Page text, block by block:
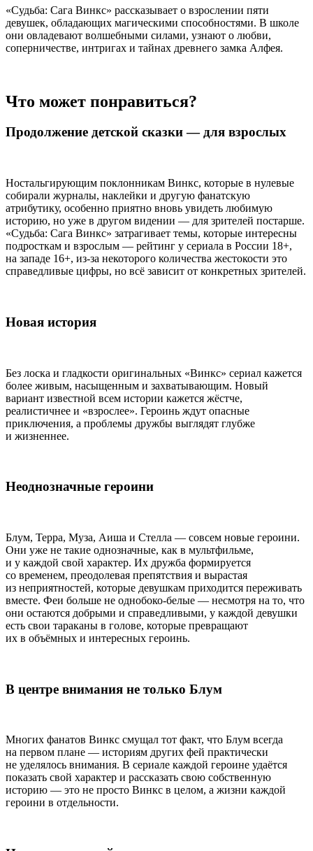
«Судьба: Сага Винкс» рассказывает о взрослении пяти
девушек, обладающих магическими способностями. В школе
они овладевают волшебными силами, узнают о любви,
соперничестве, интригах и тайнах древнего замка Алфея.
Что может понравиться?
Продолжение детской сказки — для взрослых
Ностальгирующим поклонникам Винкс, которые в нулевые
собирали журналы, наклейки и другую фанатскую
атрибутику, особенно приятно вновь увидеть любимую
историю, но уже в другом видении — для зрителей постарше.
«Судьба: Сага Винкс» затрагивает темы, которые интересны
подросткам и взрослым — рейтинг у сериала в России 18+,
на западе 16+, из-за некоторого количества жестокости это
справедливые цифры, но всё зависит от конкретных зрителей.
Новая история
Без лоска и гладкости оригинальных «Винкс» сериал кажется
более живым, насыщенным и захватывающим. Новый
вариант известной всем истории кажется жёстче,
реалистичнее и «взрослее». Героинь ждут опасные
приключения, а проблемы дружбы выглядят глубже
и жизненнее.
Неоднозначные героини
Блум, Терра, Муза, Аиша и Стелла — совсем новые героини.
Они уже не такие однозначные, как в мультфильме,
и у каждой свой характер. Их дружба формируется
со временем, преодолевая препятствия и вырастая
из неприятностей, которые девушкам приходится переживать
вместе. Феи больше не однобоко-белые — несмотря на то, что
они остаются добрыми и справедливыми, у каждой девушки
есть свои тараканы в голове, которые превращают
их в объёмных и интересных героинь.
В центре внимания не только Блум
Многих фанатов Винкс смущал тот факт, что Блум всегда
на первом плане — историям других фей практически
не уделялось внимания. В сериале каждой героине удаётся
показать свой характер и рассказать свою собственную
историю — это не просто Винкс в целом, а жизни каждой
героини в отдельности.